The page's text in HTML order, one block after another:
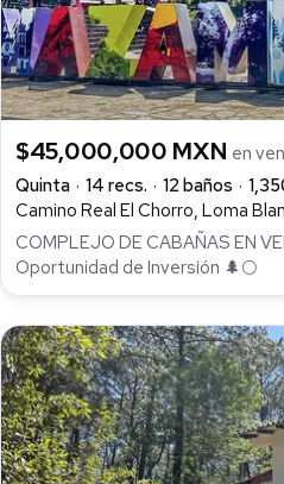
$45,000,000 MXN en
Quinta
14 recs. 12 baños
Camino Real El Chorro, Loma
COMPLEJO DE CABAÑAS EN
Oportunidad de Inversión 🌲🌕